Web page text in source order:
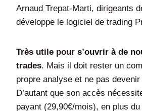
Arnaud Trepat-Marti, dirigeants
développe le logiciel de trading
Très utile pour s’ouvrir à de
trades. Mais il doit rester un
propre analyse et ne pas
D’autant que son accès
payant (29,90€/mois), en plus